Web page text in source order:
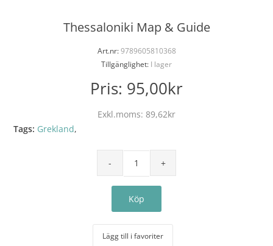
Thessaloniki Map & Guide
Art.nr:9789605810368
Tillgänglighet: I lager
Pris: 95,00kr
Exkl.moms: 89,62kr
Tags: Grekland,
Lägg till i favoriter